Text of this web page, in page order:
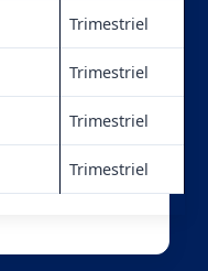
Trimestriel
Trimestriel
Trimestriel
Trimestriel